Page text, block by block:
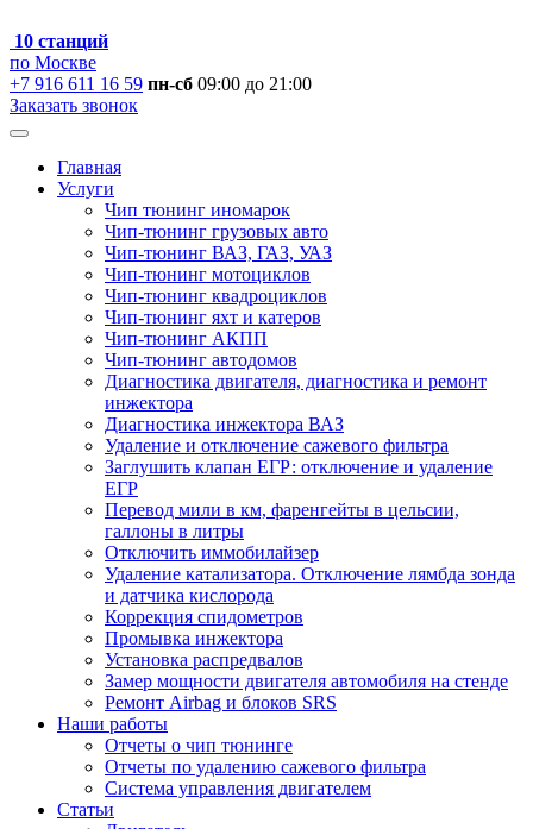
10 станций
по Москве
+7 916 611 16 59 пн-сб 09:00 до 21:00
Заказать звонок
Главная
Услуги
Чип тюнинг иномарок
Чип-тюнинг грузовых авто
Чип-тюнинг ВАЗ, ГАЗ, УАЗ
Чип-тюнинг мотоциклов
Чип-тюнинг квадроциклов
Чип-тюнинг яхт и катеров
Чип-тюнинг АКПП
Чип-тюнинг автодомов
Диагностика двигателя, диагностика и ремонт
инжектора
Диагностика инжектора ВАЗ
Удаление и отключение сажевого фильтра
Заглушить клапан ЕГР: отключение и удаление
ЕГР
Перевод мили в км, фаренгейты в цельсии,
галлоны в литры
Отключить иммобилайзер
Удаление катализатора. Отключение лямбда зонда
и датчика кислорода
Коррекция спидометров
Промывка инжектора
Установка распредвалов
Замер мощности двигателя автомобиля на стенде
Ремонт Airbag и блоков SRS
Наши работы
Отчеты о чип тюнинге
Отчеты по удалению сажевого фильтра
Система управления двигателем
Статьи